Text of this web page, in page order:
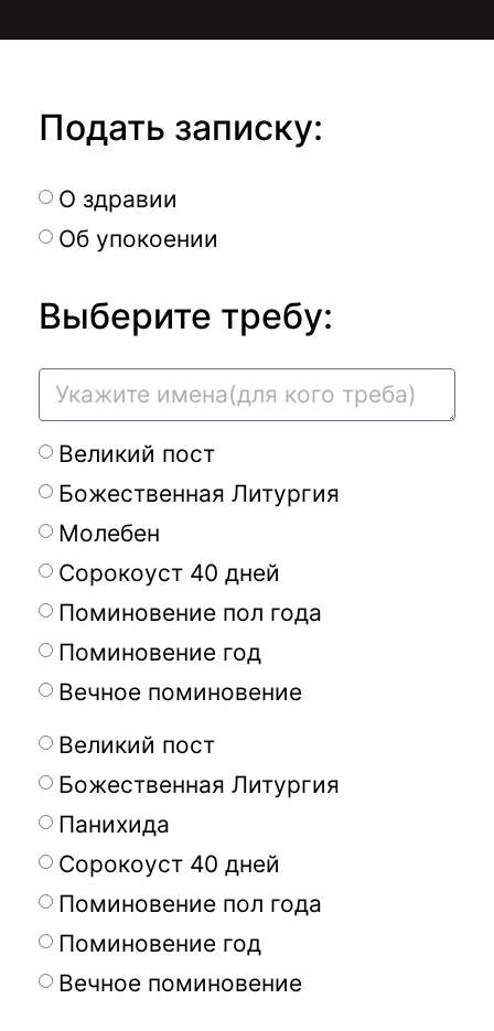
Подать записку:
О здравии
Об упокоении
Выберите требу:
Великий пост
Божественная Литургия
Молебен
Сорокоуст 40 дней
Поминовение пол года
Поминовение год
Вечное поминовение
Великий пост
Божественная Литургия
Панихида
Сорокоуст 40 дней
Поминовение пол года
Поминовение год
Вечное поминовение